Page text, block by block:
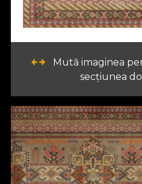
Mută imaginea
secțiunea